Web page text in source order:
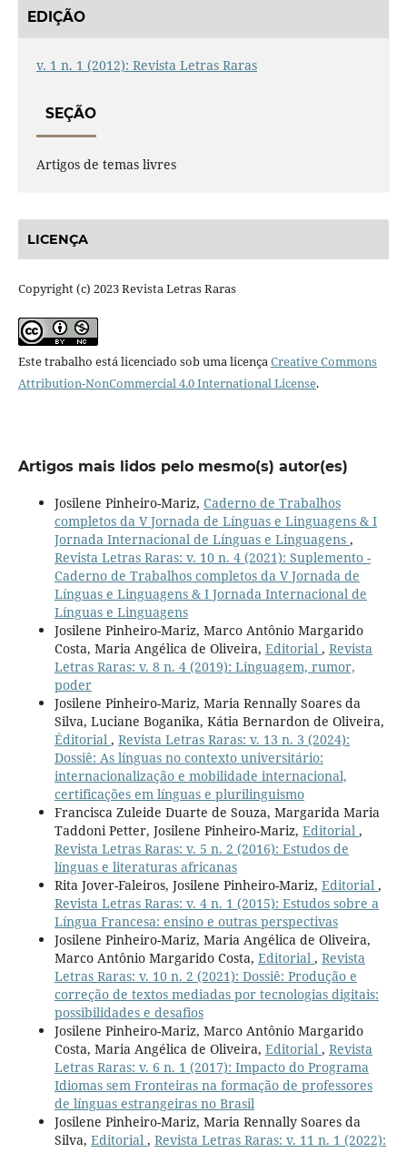
EDIÇÃO
v. 1 n. 1 (2012): Revista Letras Raras
SEÇÃO
Artigos de temas livres
LICENÇA
Copyright (c) 2023 Revista Letras Raras
Este trabalho está licenciado sob uma licençaCreative Commons
Attribution-NonCommercial 4.0 International License.
Artigos mais lidos pelo mesmo(s) autor(es)
Josilene Pinheiro-Mariz, Caderno de Trabalhos
completos da V Jornada de Línguas e Linguagens & I
Jornada Internacional de Línguas e Linguagens ,
Revista Letras Raras: v. 10 n. 4 (2021): Suplemento -
Caderno de Trabalhos completos da V Jornada de
Línguas e Linguagens & I Jornada Internacional de
Línguas e Linguagens
Josilene Pinheiro-Mariz, Marco Antônio Margarido
Costa, Maria Angélica de Oliveira, Editorial , Revista
Letras Raras: v. 8 n. 4 (2019): Linguagem, rumor,
poder
Josilene Pinheiro-Mariz, Maria Rennally Soares da
Silva, Luciane Boganika, Kátia Bernardon de Oliveira,
Éditorial , Revista Letras Raras: v. 13 n. 3 (2024):
Dossiê: As línguas no contexto universitário:
internacionalização e mobilidade internacional,
certificações em línguas e plurilinguismo
Francisca Zuleide Duarte de Souza, Margarida Maria
Taddoni Petter, Josilene Pinheiro-Mariz, Editorial ,
Revista Letras Raras: v. 5 n. 2 (2016): Estudos de
línguas e literaturas africanas
Rita Jover-Faleiros, Josilene Pinheiro-Mariz, Editorial ,
Revista Letras Raras: v. 4 n. 1 (2015): Estudos sobre a
Língua Francesa: ensino e outras perspectivas
Josilene Pinheiro-Mariz, Maria Angélica de Oliveira,
Marco Antônio Margarido Costa, Editorial , Revista
Letras Raras: v. 10 n. 2 (2021): Dossiê: Produção e
correção de textos mediadas por tecnologias digitais:
possibilidades e desafios
Josilene Pinheiro-Mariz, Marco Antônio Margarido
Costa, Maria Angélica de Oliveira, Editorial , Revista
Letras Raras: v. 6 n. 1 (2017): Impacto do Programa
Idiomas sem Fronteiras na formação de professores
de línguas estrangeiras no Brasil
Josilene Pinheiro-Mariz, Maria Rennally Soares da
Silva, Editorial , Revista Letras Raras: v. 11 n. 1 (2022):